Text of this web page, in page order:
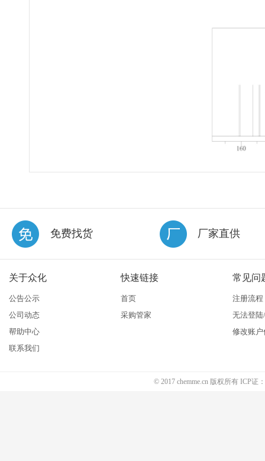
免费找货 厂家直供
关于众化
公告公示
公司动态
帮助中心
联系我们
快速链接
首页
采购管家
常见问
注册流程
无法登
修改账户
© 2017 chemme.cn 版权所有 ICP证：